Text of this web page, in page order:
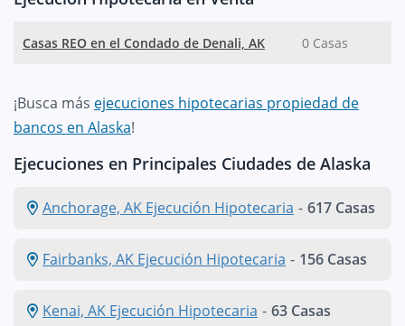
Casas REO en el Condado de Denali, AK 0 Casas
¡Busca más ejecuciones hipotecarias propiedad de
bancos en Alaska!
Ejecuciones en Principales Ciudades de Alaska
Anchorage, AK Ejecución Hipotecaria - 617 Casas
Fairbanks, AK Ejecución Hipotecaria - 156 Casas
Kenai, AK Ejecución Hipotecaria - 63 Casas